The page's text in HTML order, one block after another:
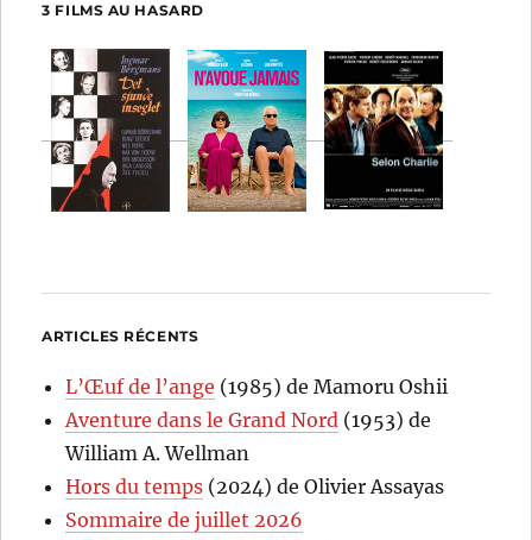
3 FILMS AU HASARD
ARTICLES RÉCENTS
L’Œuf de l’ange (1985) de Mamoru Oshii
Aventure dans le Grand Nord (1953) de
William A. Wellman
Hors du temps (2024) de Olivier Assayas
Sommaire de juillet 2026